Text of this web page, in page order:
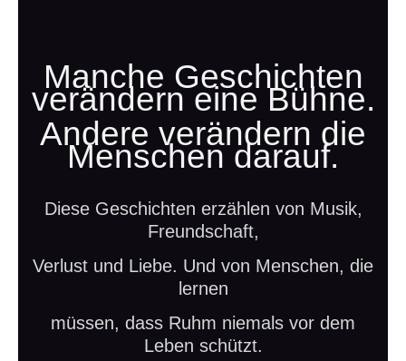
Manche Geschichten
verändern eine Bühne.
Andere verändern die
Menschen darauf.
Diese Geschichten erzählen von Musik,
Freundschaft,
Verlust und Liebe. Und von Menschen, die
lernen
müssen, dass Ruhm niemals vor dem
Leben schützt.